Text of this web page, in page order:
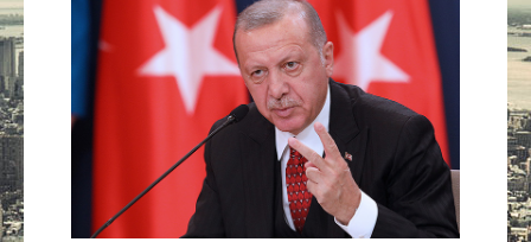
Hadisə
Güney Azərbaycan
Mədəniyyət
Müsahibə